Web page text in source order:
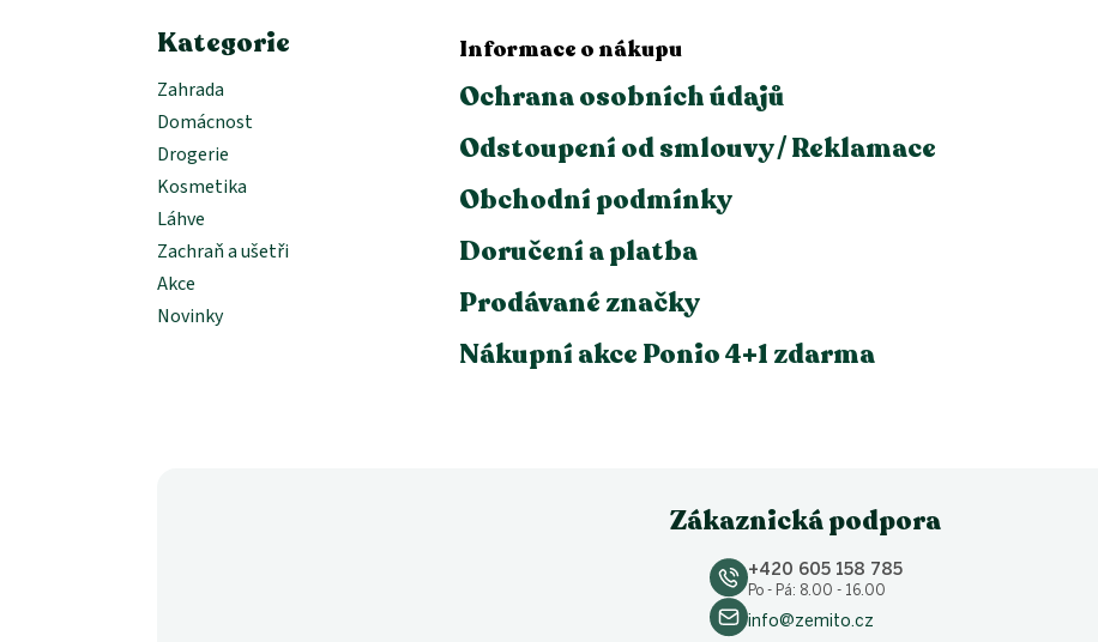
Kategorie
Zahrada
Domácnost
Drogerie
Kosmetika
Láhve
Zachraň a ušetři
Akce
Novinky
Informace o nákupu
Ochrana osobních údajů
Odstoupení od smlouvy / Reklamace
Obchodní podmínky
Doručení a platba
Prodávané značky
Nákupní akce Ponio 4+1 zdarma
Zákaznická podpora
+420 605 158 785
Po - Pá: 8.00 - 16.00
info@zemito.cz